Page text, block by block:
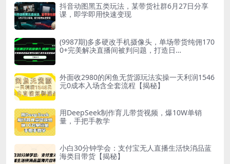
抖音动图黑五类玩法，某带货社群6月27日分享
课，即学即用快速变现
(9987期)多多硬改手机摄像头，单场带货纯佣170
0+完美解决直播间被判问题，打造日…
外面收2980的闲鱼无货源玩法实操一天利润1546
元0成本入场含全套流程【揭秘】
用DeepSeek制作育儿带货视频，爆10W单销
量，手把手教学
小白30分钟学会：支付宝无人直播生活快消品蓝
海类目带货【揭秘】